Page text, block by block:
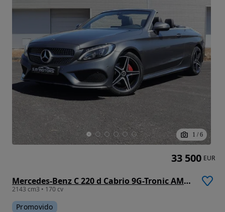
1 / 6
Mercedes-Benz C 220 d Cabrio 9G-Tronic AMG Line
2143 cm3 • 170 cv
Promovido
33 500 EUR